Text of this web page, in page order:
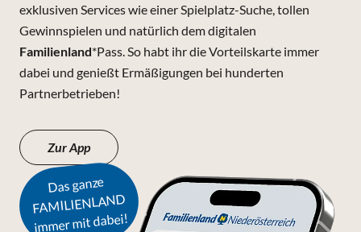
exklusiven Services wie einer Spielplatz-Suche, tollen
Gewinnspielen und natürlich dem digitalen
Familienland*Pass. So habt ihr die Vorteilskarte immer
dabei und genießt Ermäßigungen bei hunderten
Partnerbetrieben!
Zur App
Das ganze
FAMILIENLAND
immer mit dabei!